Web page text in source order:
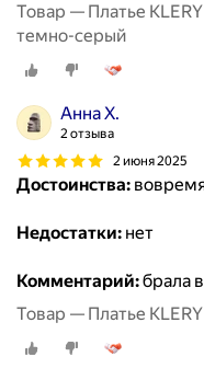
Товар — Платье
темно-серый
Анна Х.
2 отзыва
2 июня 2025
Достоинства:
Недостатки: нет
Комментарий:брала
Товар — Платье